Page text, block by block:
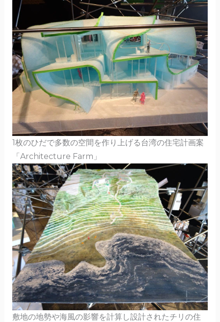
1枚のひだで多数の空間を作り上げる台湾の住宅計画案
「Architecture Farm」
敷地の地勢や海風の影響を計算し設計されたチリの住